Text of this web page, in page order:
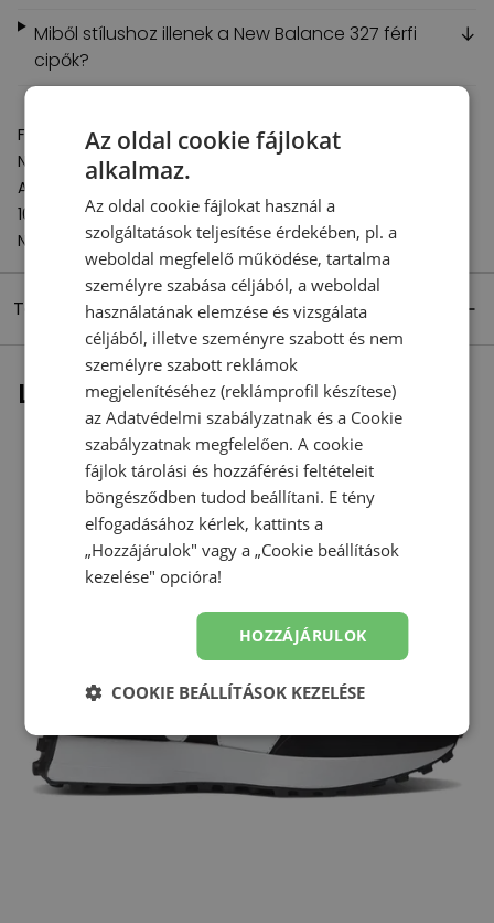
Miből stílushoz illenek a New Balance 327 férfi
cipők?
↓
Felelős szervezet:
New Balance Europe BV
A-Factorij, Pilotenstraat 35 – 45
1059 CH Amsterdam
Netherlands
Termék részletei
Legutóbb megtekintett
Az oldal cookie fájlokat
alkalmaz.
Az oldal cookie fájlokat használ a
szolgáltatások teljesítése érdekében, pl. a
weboldal megfelelő működése, tartalma
személyre szabása céljából, a weboldal
használatának elemzése és vizsgálata
céljából, illetve szeményre szabott és nem
személyre szabott reklámok
megjelenítéséhez (reklámprofil készítese)
azAdatvédelmi szabályzatnak és a Cookie
szabályzatnak megfelelően. A cookie
fájlok tárolási és hozzáférési feltételeit
böngésződben tudod beállítani. E tény
elfogadásához kérlek, kattints a
„Hozzájárulok" vagy a „Cookie beállítások
kezelése" opcióra!
HOZZÁJÁRULOK
COOKIE BEÁLLÍTÁSOK KEZELÉSE